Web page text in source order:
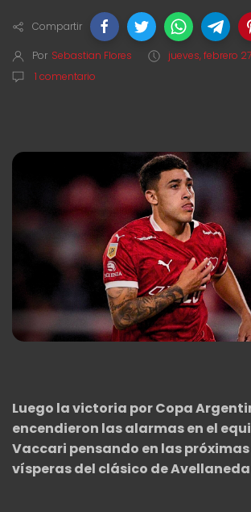
Compartir
Por Sebastian Flores
jueves, febrero
1 comentario
Luego la victoria por Copa
encendieron las alarmas en el
Vaccari pensando en las próximas
vísperas del clásico de